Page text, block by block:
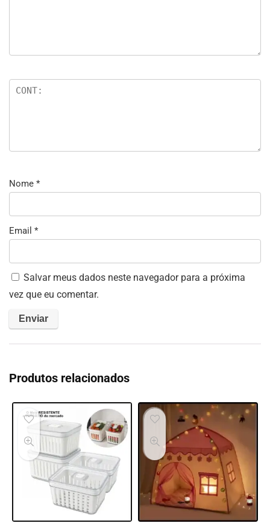
Nome *
Email *
Salvar meus dados neste navegador para a próxima
vez que eu comentar.
Produtos relacionados